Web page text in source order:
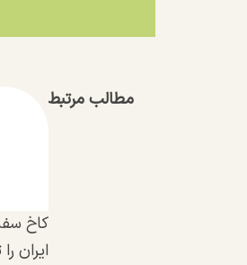
مطالب مرتبط
کاخ
ایران